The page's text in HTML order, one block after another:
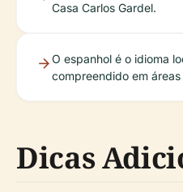
Casa Carlos Gardel.
O espanhol é o idioma
compreendido em
Dicas